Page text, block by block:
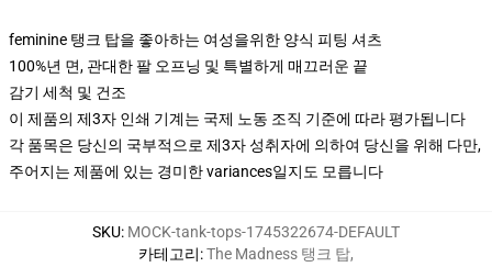
feminine 탱크 탑을 좋아하는 여성을위한 양식 피팅 셔츠
100%년 면, 관대한 팔 오프닝 및 특별하게 매끄러운 끝
감기 세척 및 건조
이 제품의 제3자 인쇄 기계는 국제 노동 조직 기준에 따라 평가됩니다
각 품목은 당신의 국부적으로 제3자 성취자에 의하여 당신을 위해 다만,
주어지는 제품에 있는 경미한 variances일지도 모릅니다
SKU: MOCK-tank-tops-1745322674-DEFAULT
카테고리:The Madness 탱크 탑,